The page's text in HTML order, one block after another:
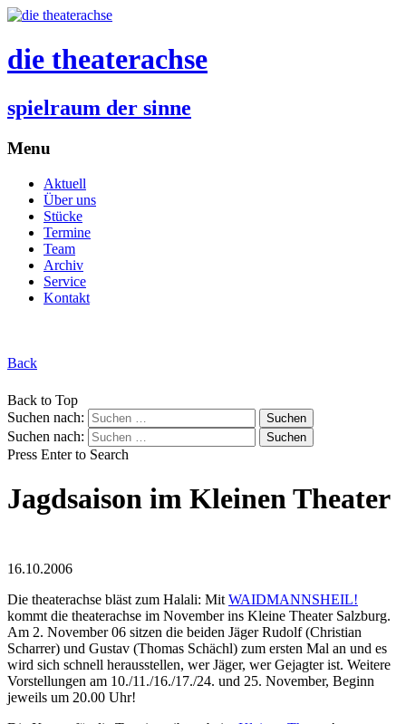
die theaterachse
spielraum der sinne
Menu
Aktuell
Über uns
Stücke
Termine
Team
Archiv
Service
Kontakt
Back
Back to Top
Suchen nach:
Suchen nach:
Press Enter to Search
Jagdsaison im Kleinen Theater
16.10.2006
Die theaterachse bläst zum Halali: Mit WAIDMANNSHEIL!
kommt die theaterachse im November ins Kleine Theater Salzburg.
Am 2. November 06 sitzen die beiden Jäger Rudolf (Christian
Scharrer) und Gustav (Thomas Schächl) zum ersten Mal an und es
wird sich schnell herausstellen, wer Jäger, wer Gejagter ist. Weitere
Vorstellungen am 10./11./16./17./24. und 25. November, Beginn
jeweils um 20.00 Uhr!